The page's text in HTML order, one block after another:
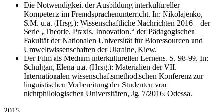
Die Notwendigkeit der Ausbildung interkultureller
Kompetenz im Fremdsprachenunterricht. In: Nikolajenko,
S.M. u.a. (Hrsg.): Wissenschaftliche Nachrichten 2016 – der
Serie „Theorie. Praxis. Innovation.“ der Pädagogischen
Fakultät der Nationalen Universität für Bioressourcen und
Umweltwissenschaften der Ukraine, Kiew.
Der Film als Medium interkulturellen Lernens. S. 98-99. In:
Schulgan, Elena u.a. (Hrsg.): Materialien der VII.
Internationalen wissenschaftsmethodischen Konferenz zur
linguistischen Vorbereitung der Studenten von
nichtphilologischen Universitäten, Jg. 7/2016. Odessa.
2015